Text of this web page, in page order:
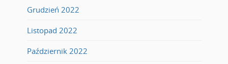
Grudzień 2022
Listopad 2022
Październik 2022